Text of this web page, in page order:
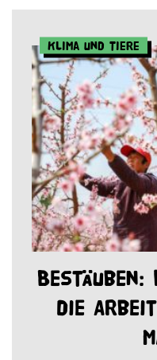
Klima und Tiere
Bestäuben:
die